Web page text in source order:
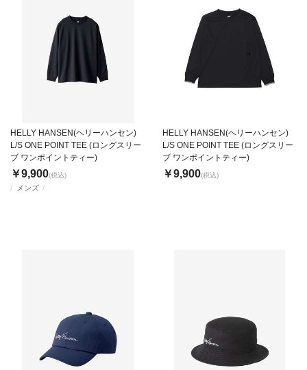
メンズ
HELLY HANSEN(ヘリーハンセン)
L/S ONE POINT TEE (ロングスリー
ブ ワンポイントティー)
￥9,900(税込)
HELLY HANSEN(ヘリーハンセン)
L/S ONE POINT TEE (ロングスリー
ブ ワンポイントティー)
￥9,900(税込)